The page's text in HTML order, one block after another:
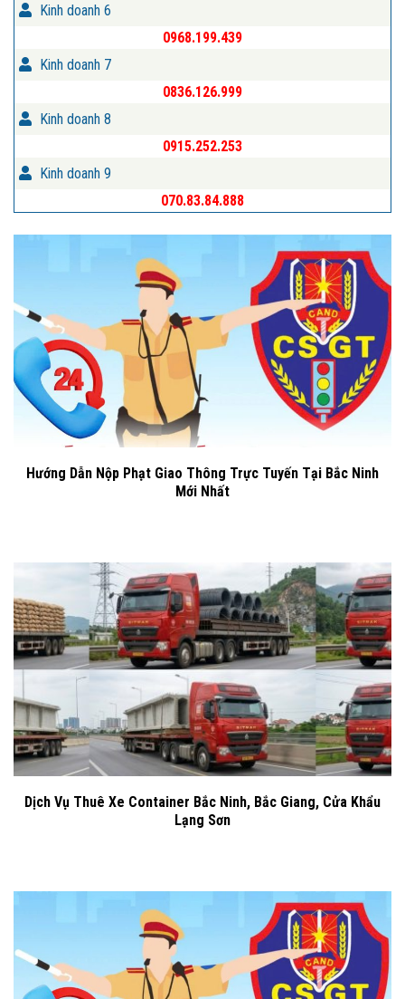
Kinh doanh 6
0968.199.439
Kinh doanh 7
0836.126.999
Kinh doanh 8
0915.252.253
Kinh doanh 9
070.83.84.888
Hướng Dẫn Nộp Phạt Giao Thông Trực Tuyến Tại Bắc Ninh
Mới Nhất
Dịch Vụ Thuê Xe Container Bắc Ninh, Bắc Giang, Cửa Khẩu
Lạng Sơn